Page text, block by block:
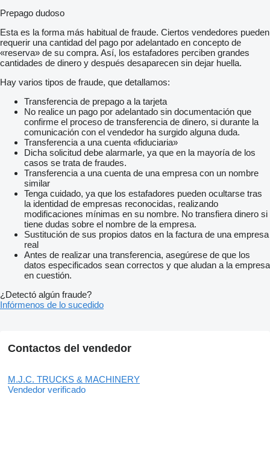
Prepago dudoso
Esta es la forma más habitual de fraude. Ciertos vendedores pueden
requerir una cantidad del pago por adelantado en concepto de
«reserva» de su compra. Así, los estafadores perciben grandes
cantidades de dinero y después desaparecen sin dejar huella.
Hay varios tipos de fraude, que detallamos:
Transferencia de prepago a la tarjeta
No realice un pago por adelantado sin documentación que
confirme el proceso de transferencia de dinero, si durante la
comunicación con el vendedor ha surgido alguna duda.
Transferencia a una cuenta «fiduciaria»
Dicha solicitud debe alarmarle, ya que en la mayoría de los
casos se trata de fraudes.
Transferencia a una cuenta de una empresa con un nombre
similar
Tenga cuidado, ya que los estafadores pueden ocultarse tras
la identidad de empresas reconocidas, realizando
modificaciones mínimas en su nombre. No transfiera dinero si
tiene dudas sobre el nombre de la empresa.
Sustitución de sus propios datos en la factura de una empresa
real
Antes de realizar una transferencia, asegúrese de que los
datos especificados sean correctos y que aludan a la empresa
en cuestión.
¿Detectó algún fraude?
Infórmenos de lo sucedido
Contactos del vendedor
M.J.C. TRUCKS & MACHINERY
Vendedor verificado